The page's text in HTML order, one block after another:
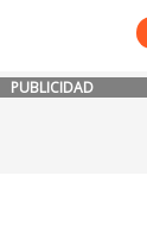
PUBLICIDAD